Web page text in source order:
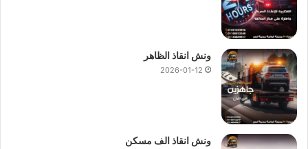
ونش انقاذ الظاهر
2026-01-12
ونش انقاذ الف مسكن